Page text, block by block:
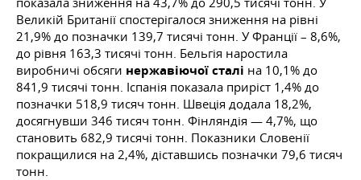
Великій Британії спостерігалося зниження на рівні
21,9% до позначки 139,7 тисячі тонн. У Франції – 8,6%,
до рівня 163,3 тисячі тонн. Бельгія наростила
виробничі обсяги нержавіючої сталі на 10,1% до
841,9 тисячі тонн. Іспанія показала приріст 1,4% до
позначки 518,9 тисяч тонн. Швеція додала 18,2%,
досягнувши 346 тисяч тонн. Фінляндія — 4,7%, що
становить 682,9 тисячі тонн. Показники Словенії
покращилися на 2,4%, діставшись позначки 79,6 тисяч
тонн.